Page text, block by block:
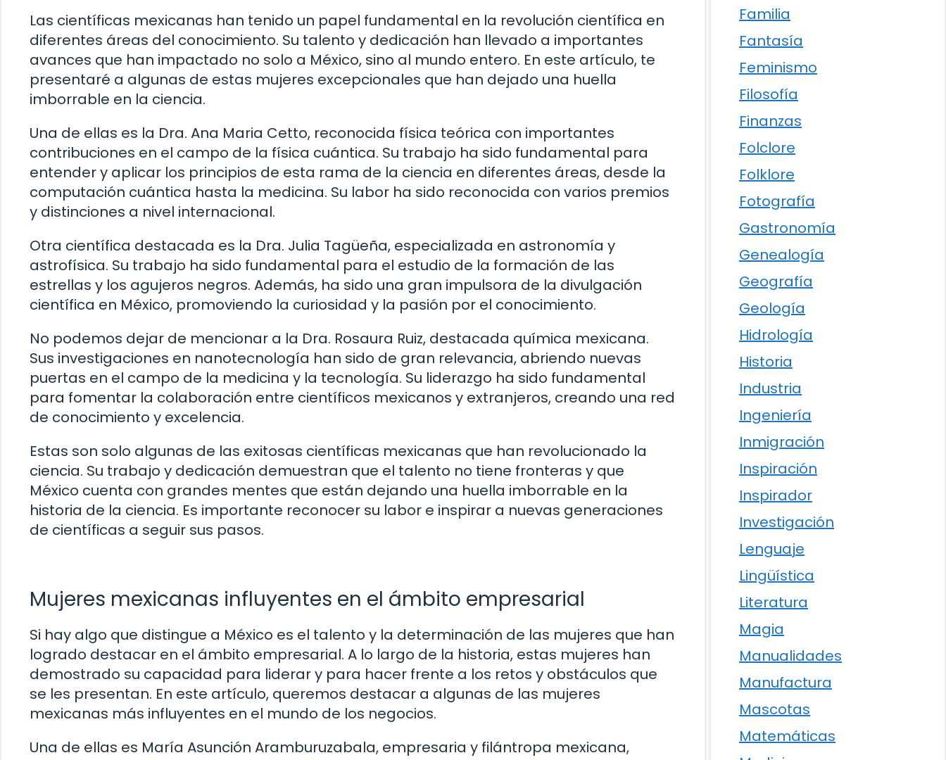
Las científicas mexicanas han tenido un papel fundamental en la revolución científica en
diferentes áreas del conocimiento. Su talento y dedicación han llevado a importantes
avances que han impactado no solo a México, sino al mundo entero. En este artículo, te
presentaré a algunas de estas mujeres excepcionales que han dejado una huella
imborrable en la ciencia.
Una de ellas es la Dra. Ana Maria Cetto, reconocida física teórica con importantes
contribuciones en el campo de la física cuántica. Su trabajo ha sido fundamental para
entender y aplicar los principios de esta rama de la ciencia en diferentes áreas, desde la
computación cuántica hasta la medicina. Su labor ha sido reconocida con varios premios
y distinciones a nivel internacional.
Otra científica destacada es la Dra. Julia Tagüeña, especializada en astronomía y
astrofísica. Su trabajo ha sido fundamental para el estudio de la formación de las
estrellas y los agujeros negros. Además, ha sido una gran impulsora de la divulgación
científica en México, promoviendo la curiosidad y la pasión por el conocimiento.
No podemos dejar de mencionar a la Dra. Rosaura Ruiz, destacada química mexicana.
Sus investigaciones en nanotecnología han sido de gran relevancia, abriendo nuevas
puertas en el campo de la medicina y la tecnología. Su liderazgo ha sido fundamental
para fomentar la colaboración entre científicos mexicanos y extranjeros, creando una red
de conocimiento y excelencia.
Estas son solo algunas de las exitosas científicas mexicanas que han revolucionado la
ciencia. Su trabajo y dedicación demuestran que el talento no tiene fronteras y que
México cuenta con grandes mentes que están dejando una huella imborrable en la
historia de la ciencia. Es importante reconocer su labor e inspirar a nuevas generaciones
de científicas a seguir sus pasos.
Mujeres mexicanas influyentes en el ámbito empresarial
Si hay algo que distingue a México es el talento y la determinación de las mujeres que han
logrado destacar en el ámbito empresarial. A lo largo de la historia, estas mujeres han
demostrado su capacidad para liderar y para hacer frente a los retos y obstáculos que
se les presentan. En este artículo, queremos destacar a algunas de las mujeres
mexicanas más influyentes en el mundo de los negocios.
Una de ellas es María Asunción Aramburuzabala, empresaria y filántropa mexicana,
Familia
Fantasía
Feminismo
Filosofía
Finanzas
Folclore
Folklore
Fotografía
Gastronomía
Genealogía
Geografía
Geología
Hidrología
Historia
Industria
Ingeniería
Inmigración
Inspiración
Inspirador
Investigación
Lenguaje
Lingüística
Literatura
Magia
Manualidades
Manufactura
Mascotas
Matemáticas